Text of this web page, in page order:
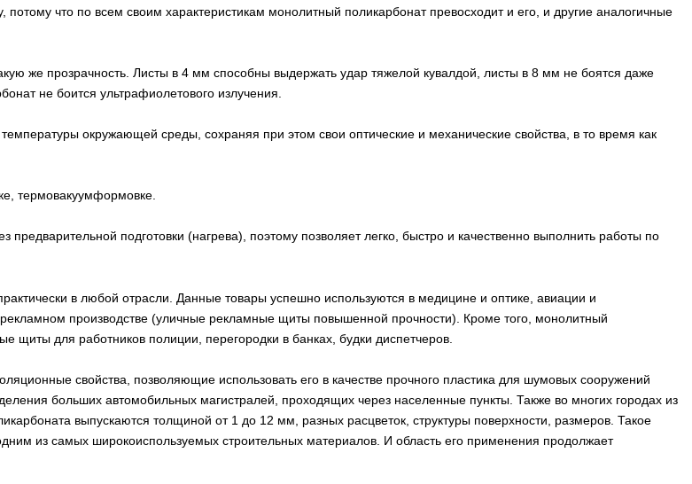
потому что по всем своим характеристикам монолитный поликарбонат превосходит и его, и другие аналогичные
же прозрачность. Листы в 4 мм способны выдержать удар тяжелой кувалдой, листы в 8 мм не боятся даже
не боится ультрафиолетового излучения.
окружающей среды, сохраняя при этом свои оптические и механические свойства, в то время как
термовакуумформовке.
подготовки (нагрева), поэтому позволяет легко, быстро и качественно выполнить работы по
в любой отрасли. Данные товары успешно используются в медицине и оптике, авиации и
производстве (уличные рекламные щиты повышенной прочности). Кроме того, монолитный
щиты для работников полиции, перегородки в банках, будки диспетчеров.
свойства, позволяющие использовать его в качестве прочного пластика для шумовых сооружений
больших автомобильных магистралей, проходящих через населенные пункты. Также во многих городах из
выпускаются толщиной от 1 до 12 мм, разных расцветок, структуры поверхности, размеров. Такое
из самых широкоиспользуемых строительных материалов. И область его применения продолжает